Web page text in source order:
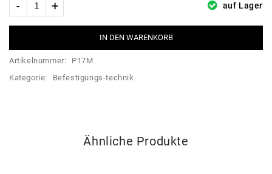
auf Lager
IN DEN WARENKORB
Artikelnummer:
P17M
Kategorie:
Befestigungs-technik
Ähnliche Produkte